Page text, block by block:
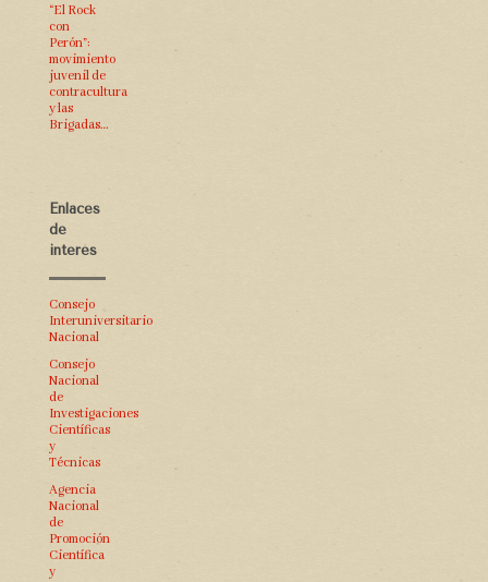
“El Rock
con
Perón”:
movimiento
juvenil de
contracultura
y las
Brigadas…
Enlaces
de
interés
Consejo
Interuniversitario
Nacional
Consejo
Nacional
de
Investigaciones
Científicas
y
Técnicas
Agencia
Nacional
de
Promoción
Científica
y